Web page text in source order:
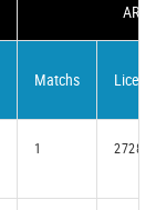
Matchs
1 27281